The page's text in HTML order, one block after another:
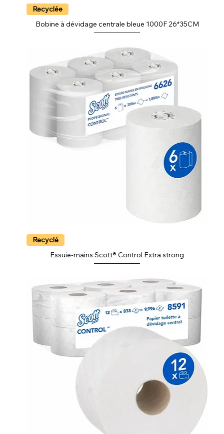
Recyclée
Bobine à dévidage centrale bleue 1000F 26*35CM
Recyclé
Essuie-mains Scott® Control Extra strong